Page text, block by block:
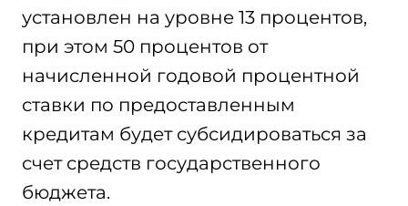
установлен на уровне 13 процентов,
при этом 50 процентов от
начисленной годовой процентной
ставки по предоставленным
кредитам будет субсидироваться за
счет средств государственного
бюджета.